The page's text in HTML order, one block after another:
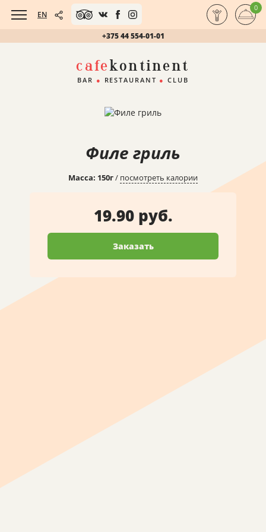
EN
+375 44 554-01-01
0
cafekontinent
BAR ● RESTAURANT ● CLUB
Филе гриль
Масса: 150г/ посмотреть калории
19.90 руб.
Заказать